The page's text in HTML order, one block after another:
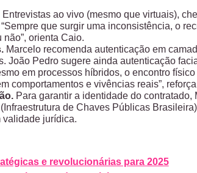
Entrevistas ao vivo (mesmo que virtuais),
que surgir uma inconsistência, o
orienta Caio.
Marcelo recomenda autenticação em
João Pedro sugere ainda autenticação
em processos híbridos, o encontro físico
comportamentos e vivências reais”,
Para garantir a identidade do contratado,
de Chaves Públicas
validade jurídica.
e revolucionárias para 2025